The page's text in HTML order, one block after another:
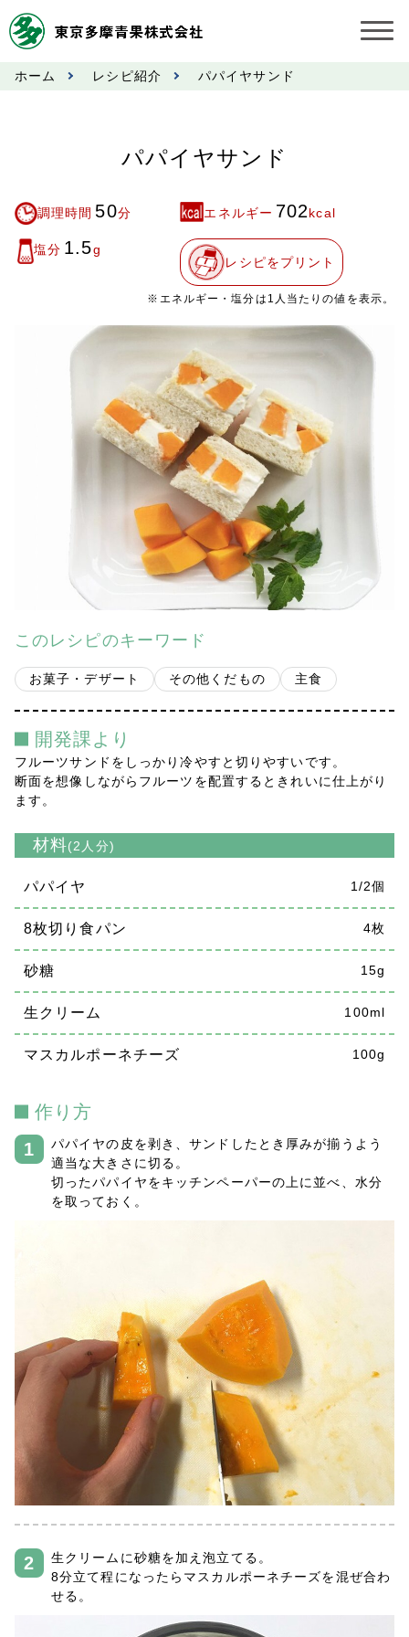
お知らせ
市況情報
奨励金受託手数料
プライバシーポリシー
ホーム レシピ紹介 パパイヤサンド
パパイヤサンド
調理時間 50分 エネルギー 702kcal
塩分 1.5g
レシピをプリント
※エネルギー・塩分は1人当たりの値を表示。
このレシピのキーワード
お菓子・デザート その他くだもの 主食
開発課より
フルーツサンドをしっかり冷やすと切りやすいです。
断面を想像しながらフルーツを配置するときれいに仕上がり
ます。
材料(2人分)
パパイヤ 1/2個
8枚切り食パン 4枚
砂糖 15g
生クリーム 100ml
マスカルポーネチーズ 100g
作り方
パパイヤの皮を剥き、サンドしたとき厚みが揃うよう
適当な大きさに切る。
切ったパパイヤをキッチンペーパーの上に並べ、水分
を取っておく。
生クリームに砂糖を加え泡立てる。
8分立て程になったらマスカルポーネチーズを混ぜ合わ
せる。